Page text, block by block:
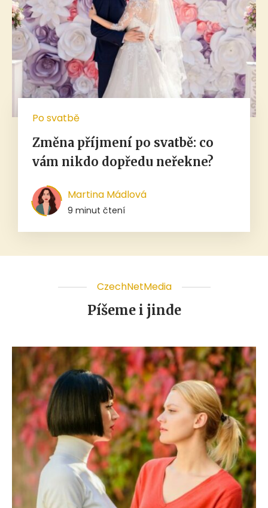
Po svatbě
Změna příjmení po svatbě: co
vám nikdo dopředu neřekne?
Martina Mádlová
9 minut čtení
CzechNetMedia
Píšeme i jinde